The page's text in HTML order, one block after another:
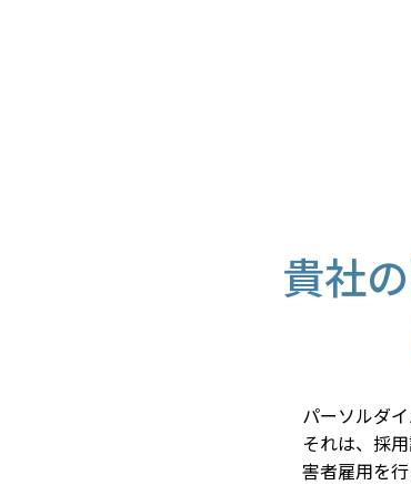
貴社
パーソルダ
それは、採
害者雇用を